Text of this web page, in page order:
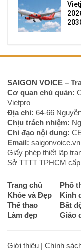
SAIGON VOICE –
Cơ quan chủ quản:
Vietpro
Địa chỉ: 64-66
Chịu trách nhiệm:
Chỉ đạo nội dung:
Email:
Giấy phép thiết lập
Sở TTTT TPHCM
Trang chủ Phố
Khỏe và Đẹp
Kinh
Thể thao
Bất
Làm đẹp
Giáo
Giới thiệu | Chính